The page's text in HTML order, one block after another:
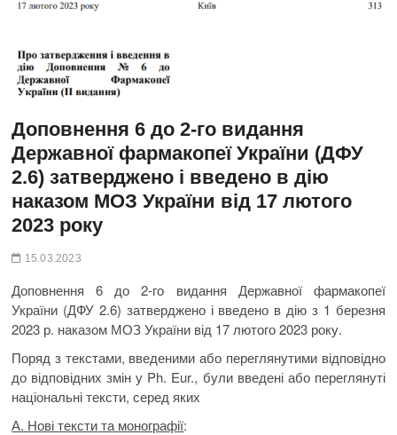
Доповнення 6 до 2-го видання
Державної фармакопеї України (ДФУ
2.6) затверджено і введено в дію
наказом МОЗ України від 17 лютого
2023 року
15.03.2023
Доповнення 6 до 2-го видання Державної фармакопеї
України (ДФУ 2.6) затверджено і введено в дію з 1 березня
2023 р. наказом МОЗ України від 17 лютого 2023 року.
Поряд з текстами, введеними або переглянутими відповідно
до відповідних змін у Ph. Eur., були введені або переглянуті
національні тексти, серед яких
А. Нові тексти та монографії: